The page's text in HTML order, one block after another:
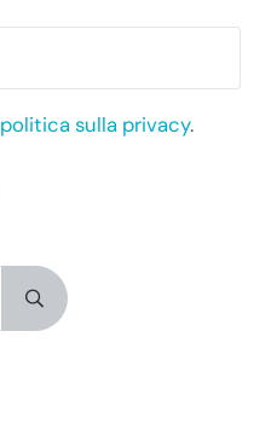
politica sulla privacy.
Submit search